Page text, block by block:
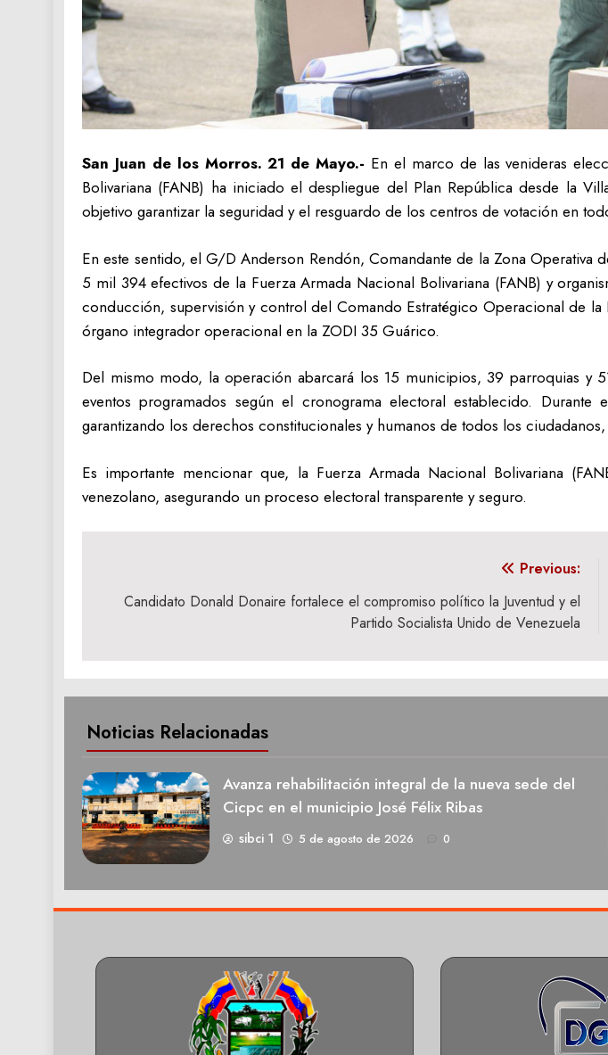
San Juan de los Morros. 21 de Mayo.- En el marco de las venideras
Bolivariana (FANB) ha iniciado el despliegue del Plan República desde la
objetivo garantizar la seguridad y el resguardo de los centros de votación en
En este sentido, el G/D Anderson Rendón, Comandante de la Zona
5 mil 394 efectivos de la Fuerza Armada Nacional Bolivariana (FANB) y
conducción, supervisión y control del Comando Estratégico Operacional de
órgano integrador operacional en la ZODI 35 Guárico.
Del mismo modo, la operación abarcará los 15 municipios, 39 parroquias y
eventos programados según el cronograma electoral establecido.
garantizando los derechos constitucionales y humanos de todos los
Es importante mencionar que, la Fuerza Armada Nacional Bolivariana
venezolano, asegurando un proceso electoral transparente y seguro.
de
Previous:
Candidato Donald Donaire fortalece el compromiso político la Juventud y el
Partido Socialista Unido de Venezuela
Noticias Relacionadas
Avanza rehabilitación integral de la nueva sede del
Cicpc en el municipio José Félix Ribas
sibci 1 5 de agosto de 2026 0